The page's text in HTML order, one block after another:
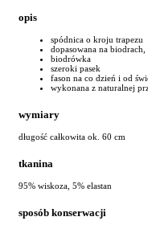
opis
spódnica o kroju trapezu
dopasowana na biodrach,
biodrówka
szeroki pasek
fason na co dzień i od
wykonana z naturalnej
wymiary
długość całkowita ok. 60 cm
tkanina
95% wiskoza, 5% elastan
sposób konserwacji